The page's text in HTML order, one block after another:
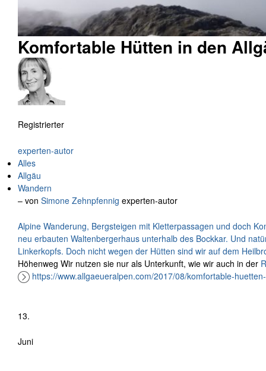
Komfortable Hütten in den
Registrierter
experten-autor
Alles
Allgäu
Wandern
– von Simone Zehnpfennig experten-autor
Alpine Wanderung, Bergsteigen mit Kletterpassagen und doch
neu erbauten Waltenbergerhaus unterhalb des Bockkar. Und
Linkerkopfs. Doch nicht wegen der Hütten sind wir auf dem
Höhenweg Wir nutzen sie nur als Unterkunft, wie wir auch in der
https://www.allgaeueralpen.com/2017/08/komfortable-
13.
Juni